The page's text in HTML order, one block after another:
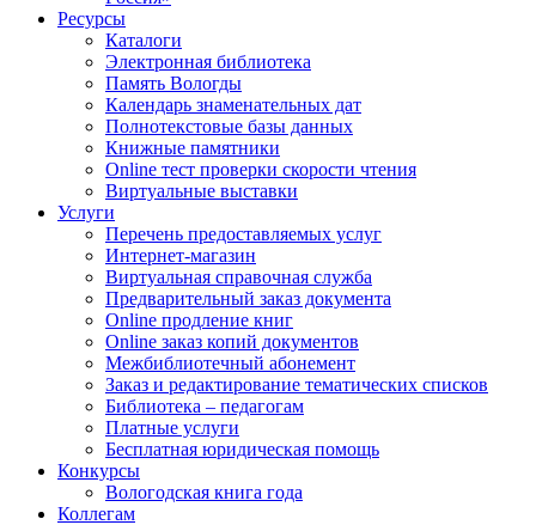
Ресурсы
Каталоги
Электронная библиотека
Память Вологды
Календарь знаменательных дат
Полнотекстовые базы данных
Книжные памятники
Online тест проверки скорости чтения
Виртуальные выставки
Услуги
Перечень предоставляемых услуг
Интернет-магазин
Виртуальная справочная служба
Предварительный заказ документа
Online продление книг
Online заказ копий документов
Межбиблиотечный абонемент
Заказ и редактирование тематических списков
Библиотека – педагогам
Платные услуги
Бесплатная юридическая помощь
Конкурсы
Вологодская книга года
Коллегам